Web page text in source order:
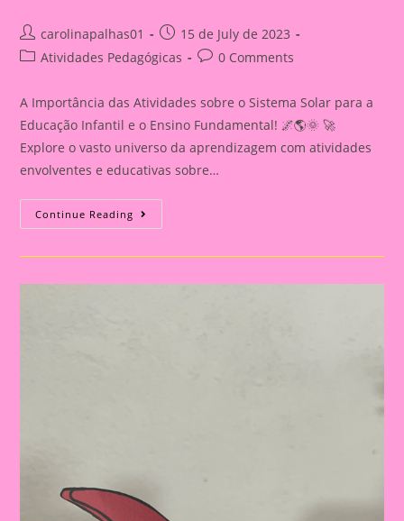
Post
author:
carolinapalhas01
Post
published:
15 de July de 2023
PostAtividades Pedagógicas
Post0 Comments
A Importância das Atividades sobre o Sistema Solar para a
Educação Infantil e o Ensino Fundamental! 🌌🌎🌞 🚀
Explore o vasto universo da aprendizagem com atividades
envolventes e educativas sobre…
Continue Reading Atividade
Sistema